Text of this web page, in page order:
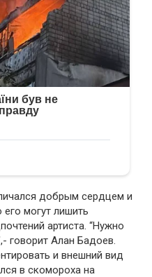
добрым сердцем и
могут лишить
артиста. “Нужно
говорит Алан Бадоев.
и внешний вид
в скомороха на